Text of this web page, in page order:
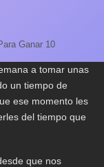
Ganar 10
a tomar unas
un tiempo de
ese momento les
del tiempo que
que nos